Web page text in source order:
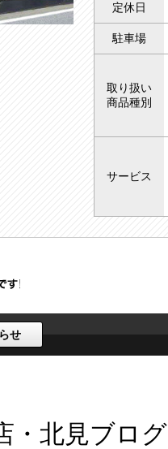
定休日
駐車場
取り扱い
商品種別
サービス
せ
・北見ブログ